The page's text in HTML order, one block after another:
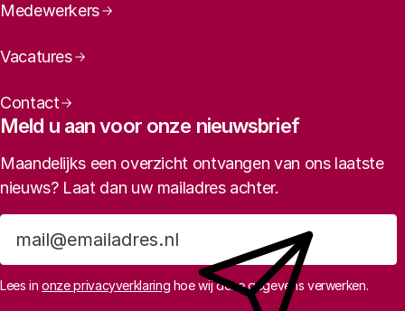
Medewerkers
Vacatures
Contact
Meld u aan voor onze nieuwsbrief
Maandelijks een overzicht ontvangen van ons laatste
nieuws? Laat dan uw mailadres achter.
Aanmelden
Lees inonze privacyverklaring hoe wij deze gegevens verwerken.